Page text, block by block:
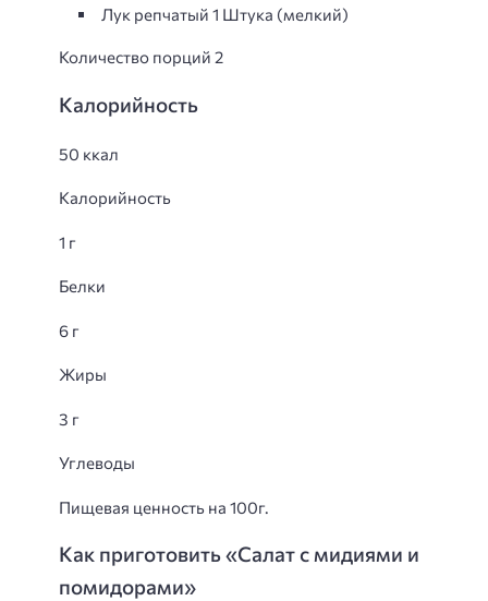
Лук репчатый 1 Штука (мелкий)
Количество порций 2
Калорийность
50 ккал
Калорийность
1 г
Белки
6 г
Жиры
3 г
Углеводы
Пищевая ценность на 100г.
Как приготовить «Салат с мидиями и
помидорами»